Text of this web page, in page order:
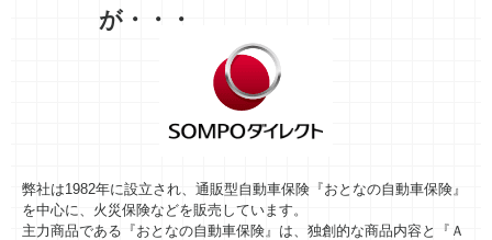
が・・・
弊社は1982年に設立され、通販型自動車保険『おとなの自動車保険』
を中心に、火災保険などを販売しています。
主力商品である『おとなの自動車保険』は、独創的な商品内容と『Ａ